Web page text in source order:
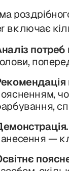
включає
потреб
—